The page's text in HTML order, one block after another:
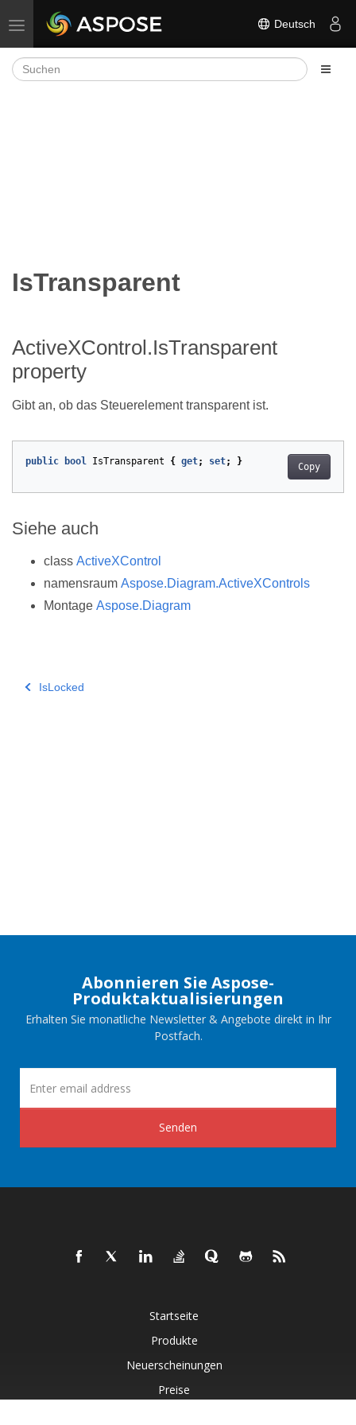
Navigation umschalten Deutsch
IsTransparent
ActiveXControl.IsTransparent
property
Gibt an, ob das Steuerelement transparent ist.
Copy
public bool IsTransparent { get; set; }
Siehe auch
class ActiveXControl
namensraum Aspose.Diagram.ActiveXControls
Montage Aspose.Diagram
IsLocked
Abonnieren Sie Aspose-
Produktaktualisierungen
Erhalten Sie monatliche Newsletter & Angebote direkt in Ihr
Postfach.
Senden
Startseite
Produkte
Neuerscheinungen
Preise